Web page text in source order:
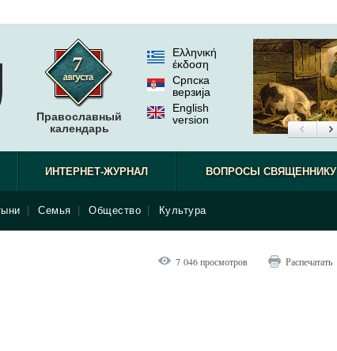
Православный
календарь
Ελληνική
έκδοση
Српска
верзиjа
English
version
ИНТЕРНЕТ-ЖУРНАЛ ВОПРОСЫ СВЯЩЕННИКУ
Семья Общество Культура
7 046 просмотров Распечатать